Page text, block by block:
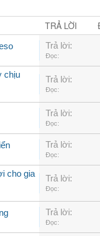
TRẢ LỜI
Trả lời:
Đọc:
chịu
Trả lời:
Đọc:
Trả lời:
Đọc:
Trả lời:
Đọc:
cho gia
Trả lời:
Đọc:
Trả lời:
Đọc: